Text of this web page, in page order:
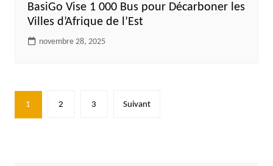
BasiGo Vise 1 000 Bus pour Décarboner les
Villes d’Afrique de l’Est
novembre 28, 2025
Pagination
des
1 2 3 Suivant